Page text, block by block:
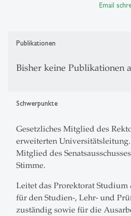
Email
Publikationen
Bisher keine Publikationen
Schwerpunkte
Gesetzliches Mitglied des
erweiterten Universitätsleitung.
Mitglied des
Stimme.
Leitet das Prorektorat Studium
für den Studien-, Lehr- und
zuständig sowie für die